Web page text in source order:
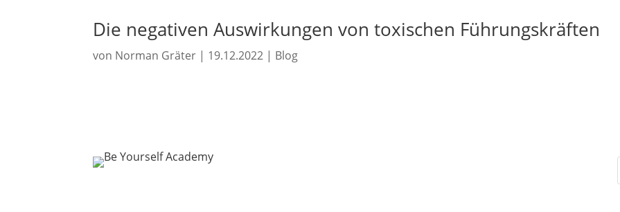
Die negativen Auswirkungen von toxischen Führungskräften
von Norman Gräter | 19.12.2022 | Blog